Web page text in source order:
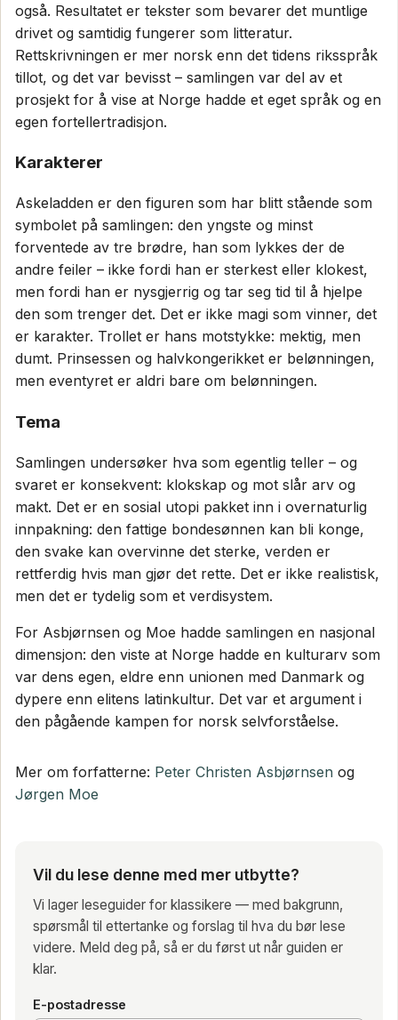
også. Resultatet er tekster som bevarer det muntlige
drivet og samtidig fungerer som litteratur.
Rettskrivningen er mer norsk enn det tidens riksspråk
tillot, og det var bevisst – samlingen var del av et
prosjekt for å vise at Norge hadde et eget språk og en
egen fortellertradisjon.
Karakterer
Askeladden er den figuren som har blitt stående som
symbolet på samlingen: den yngste og minst
forventede av tre brødre, han som lykkes der de
andre feiler – ikke fordi han er sterkest eller klokest,
men fordi han er nysgjerrig og tar seg tid til å hjelpe
den som trenger det. Det er ikke magi som vinner, det
er karakter. Trollet er hans motstykke: mektig, men
dumt. Prinsessen og halvkongerikket er belønningen,
men eventyret er aldri bare om belønningen.
Tema
Samlingen undersøker hva som egentlig teller – og
svaret er konsekvent: klokskap og mot slår arv og
makt. Det er en sosial utopi pakket inn i overnaturlig
innpakning: den fattige bondesønnen kan bli konge,
den svake kan overvinne det sterke, verden er
rettferdig hvis man gjør det rette. Det er ikke realistisk,
men det er tydelig som et verdisystem.
For Asbjørnsen og Moe hadde samlingen en nasjonal
dimensjon: den viste at Norge hadde en kulturarv som
var dens egen, eldre enn unionen med Danmark og
dypere enn elitens latinkultur. Det var et argument i
den pågående kampen for norsk selvforståelse.
Mer om forfatterne: Peter Christen Asbjørnsen og
Jørgen Moe
Vil du lese denne med mer utbytte?
Vi lager leseguider for klassikere — med bakgrunn,
spørsmål til ettertanke og forslag til hva du bør lese
videre. Meld deg på, så er du først ut når guiden er
klar.
E-postadresse